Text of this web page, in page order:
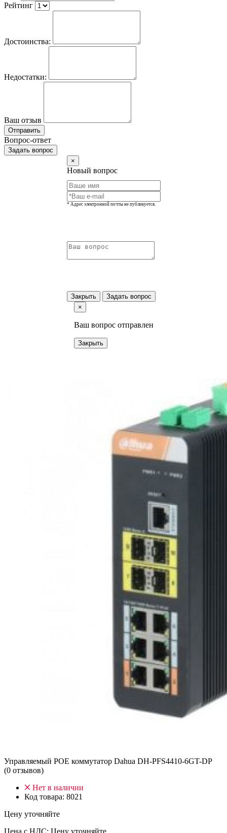
Рейтинг
Достоинства:
Недостатки:
Ваш отзыв
Отправить
Вопрос-ответ
Задать вопрос
×
Новый вопрос
* Адрес электронной почты не публикуется.
Закрыть
Задать вопрос
×
Ваш вопрос отправлен
Закрыть
Управляемый POE коммутатор Dahua DH-PFS4410-6GT-DP
(0 отзывов)
Нет в наличии
Код товара: 8021
Цену уточняйте
Цена с НДС: Цену уточняйте